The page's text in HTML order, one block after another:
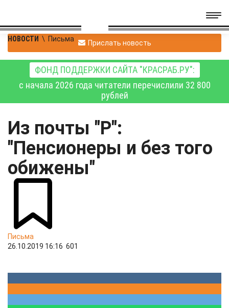
НОВОСТИ \ Письма Прислать новость
ФОНД ПОДДЕРЖКИ САЙТА "КРАСРАБ.РУ":
с начала 2026 года читатели перечислили 32 800
рублей
Из почты "Р":
"Пенсионеры и без того
обижены"
Письма
26.10.2019 16:16 601